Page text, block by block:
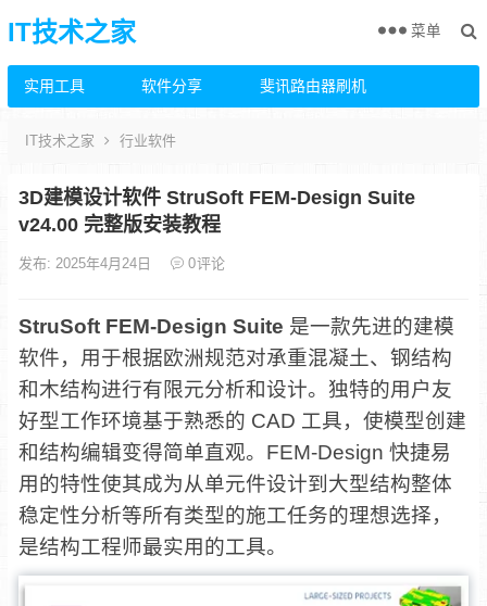
IT技术之家
实用工具 软件分享 斐讯路由器刷机
菜单
IT技术之家 行业软件
3D建模设计软件 StruSoft FEM-Design Suite
v24.00 完整版安装教程
发布: 2025年4月24日 0评论
StruSoft FEM-Design Suite 是一款先进的建模
软件，用于根据欧洲规范对承重混凝土、钢结构
和木结构进行有限元分析和设计。独特的用户友
好型工作环境基于熟悉的 CAD 工具，使模型创建
和结构编辑变得简单直观。FEM-Design 快捷易
用的特性使其成为从单元件设计到大型结构整体
稳定性分析等所有类型的施工任务的理想选择，
是结构工程师最实用的工具。